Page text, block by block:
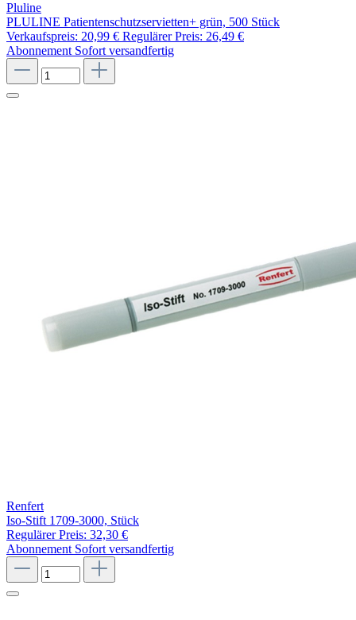
Pluline
PLULINE Patientenschutzservietten+ grün, 500 Stück
Verkaufspreis: 20,99 € Regulärer Preis: 26,49 €
Abonnement Sofort versandfertig
Renfert
Iso-Stift 1709-3000, Stück
Regulärer Preis: 32,30 €
Abonnement Sofort versandfertig